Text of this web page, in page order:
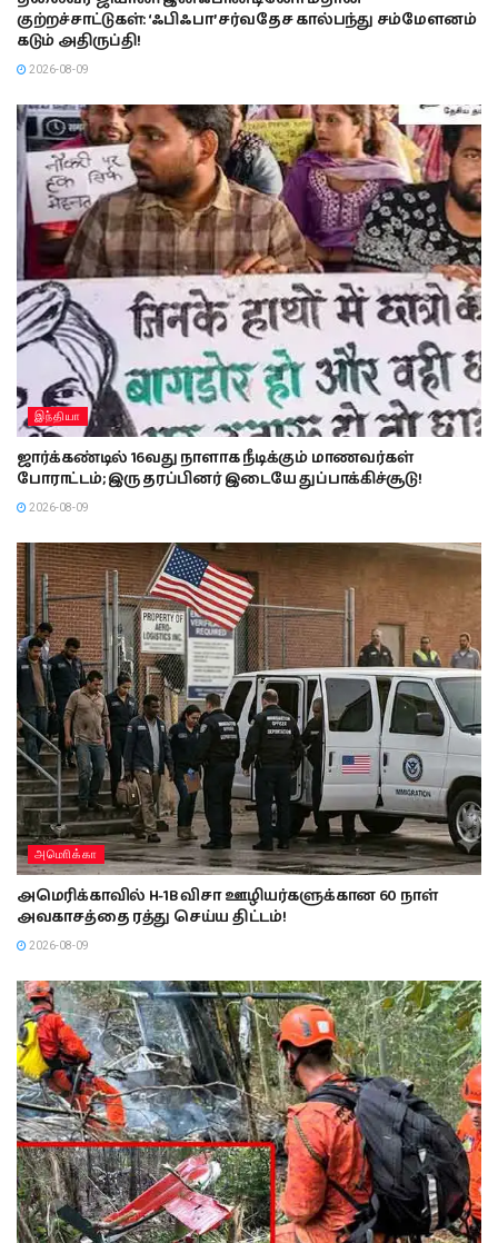
குற்றச்சாட்டுகள்: ‘ஃபிஃபா’ சர்வதேச கால்பந்து சம்மேளனம்
கடும் அதிருப்தி!
2026-08-09
இந்தியா
ஜார்க்கண்டில் 16வது நாளாக நீடிக்கும் மாணவர்கள்
போராட்டம்; இரு தரப்பினர் இடையே துப்பாக்கிச்சூடு!
2026-08-09
அமொிக்கா
அமெரிக்காவில் H-1B விசா ஊழியர்களுக்கான 60 நாள்
அவகாசத்தை ரத்து செய்ய திட்டம்!
2026-08-09